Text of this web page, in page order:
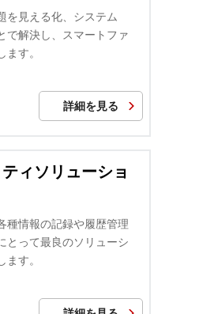
を見える化、システム
で解決し、スマートファ
す。
詳細を見る
ィソリューショ
種情報の記録や履歴管理
とって最良のソリューシ
ます。